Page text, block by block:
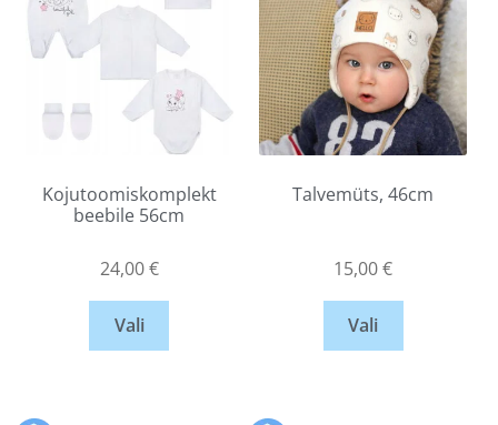
Kojutoomiskomplekt
beebile 56cm
24,00€
Vali
Talvemüts, 46cm
15,00€
Vali